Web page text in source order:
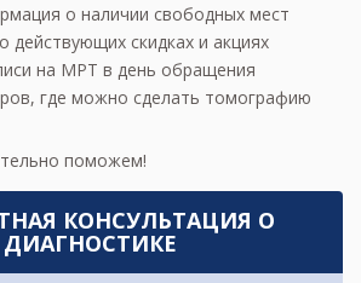
о наличии свободных мест
действующих скидках и акциях
на МРТ в день обращения
, где можно сделать томографию
поможем!
КОНСУЛЬТАЦИЯ О
ДИАГНОСТИКЕ